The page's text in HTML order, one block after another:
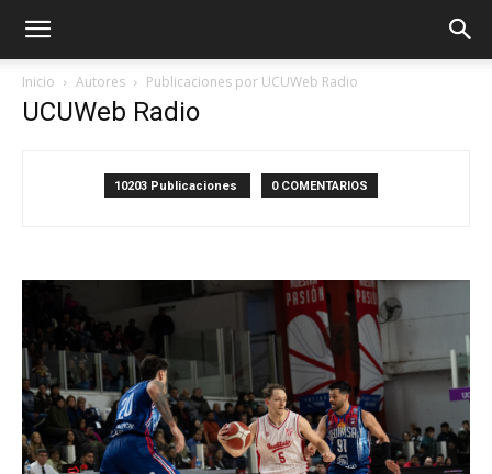
Inicio Autores Publicaciones por UCUWeb Radio
UCUWeb Radio
10203 Publicaciones 0 COMENTARIOS